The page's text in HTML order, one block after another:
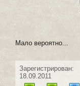
Мало вероятно...
Зарегистрирован:
18.09.2011